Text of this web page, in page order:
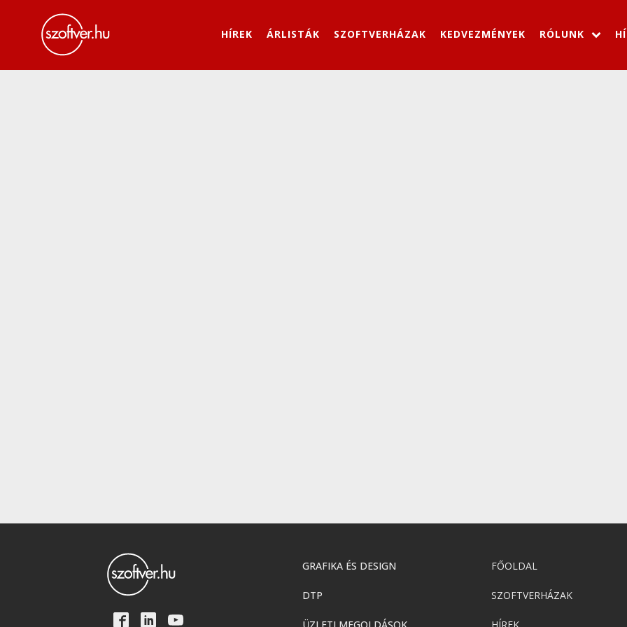
HÍREK ÁRLISTÁK SZOFTVERHÁZAK KEDVEZMÉNYEK RÓLUNK
GRAFIKA ÉS DESIGN
DTP
FŐOLDAL
SZOFTVERHÁZAK